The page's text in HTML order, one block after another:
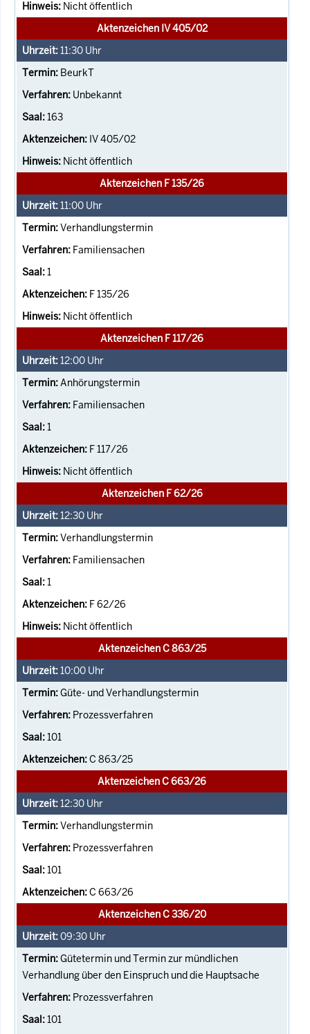
Nicht öffentlich
Aktenzeichen IV 405/02
11:30 Uhr
BeurkT
Unbekannt
163
IV 405/02
Nicht öffentlich
Aktenzeichen F 135/26
11:00 Uhr
Verhandlungstermin
Familiensachen
1
F 135/26
Nicht öffentlich
Aktenzeichen F 117/26
12:00 Uhr
Anhörungstermin
Familiensachen
1
F 117/26
Nicht öffentlich
Aktenzeichen F 62/26
12:30 Uhr
Verhandlungstermin
Familiensachen
1
F 62/26
Nicht öffentlich
Aktenzeichen C 863/25
10:00 Uhr
Güte- und Verhandlungstermin
Prozessverfahren
101
C 863/25
Aktenzeichen C 663/26
12:30 Uhr
Verhandlungstermin
Prozessverfahren
101
C 663/26
Aktenzeichen C 336/20
09:30 Uhr
Gütetermin und Termin zur mündlichen
Verhandlung über den Einspruch und die Hauptsache
Prozessverfahren
101